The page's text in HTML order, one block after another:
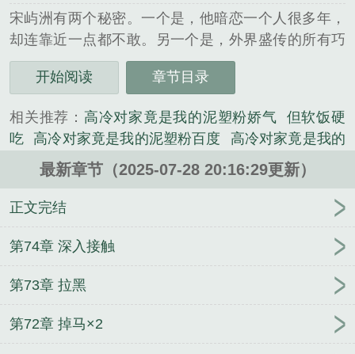
宋屿洲有两个秘密。一个是，他暗恋一个人很多年，
却连靠近一点都不敢。另一个是，外界盛传的所有巧
合，其实都是处心积虑。幸好，月亮终于坠进了他怀
里。...
市类小说。
开始阅读 章节目录
相关推荐： 高冷对家竟是我的泥塑粉娇气
但软饭硬
吃
高冷对家竟是我的泥塑粉百度
高冷对家竟是我的
泥塑粉晋江 高冷对家竟是我的泥塑粉256zw 高冷对
家竟是我的泥塑粉有车吗
高冷对家竟是我的泥塑粉
免费阅读
最新章节（2025-07-28 20:16:29更新）
正文完结
第74章 深入接触
第73章 拉黑
第72章 掉马×2